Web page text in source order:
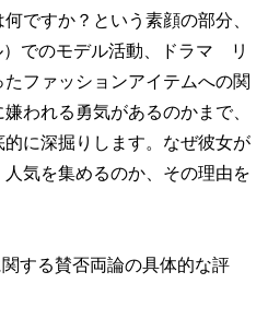
ですか？という素顔の部分、
でのモデル活動、ドラマ リ
ファッションアイテムへの関
われる勇気があるのかまで、
に深掘りします。なぜ彼女が
気を集めるのか、その理由を
する賛否両論の具体的な評